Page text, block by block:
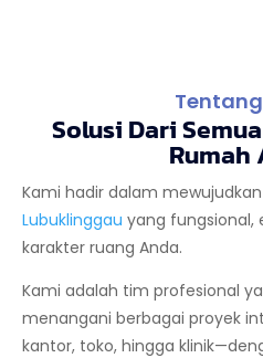
Solusi Dari
Rumah
Kami hadir dalam mewujudkan
Lubuklinggau yang fungsional,
karakter ruang Anda.
Kami adalah tim profesional
menangani berbagai proyek
kantor, toko, hingga